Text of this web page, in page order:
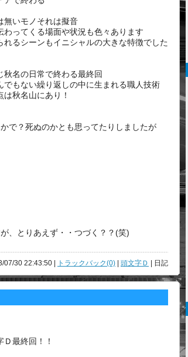
無いモノそれは擬音
わってくる場面や状況も色々あります
れるシーンもイニシャルの大きな特徴でした
秋名の日常で終わる最終回
でもない繰り返しの中に生まれる職人技術
は秋名山にあり！
で？死ぬのかとも思ってたりしましたが
、とりあえず・・つづく？？(笑)
07/30 22:43:50 | トラックバック(0) 頭文字Ｄ | 日記
Ｄ最終回！！